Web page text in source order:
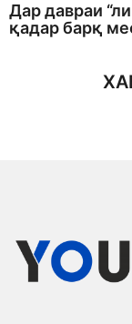
Дар давраи
қадар барқ